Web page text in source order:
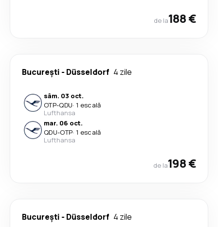
de la188 €
București - Düsseldorf 4 zile
sâm. 03 oct.
OTP-QDU· 1 escală
Lufthansa
mar. 06 oct.
QDU-OTP· 1 escală
Lufthansa
de la198 €
București - Düsseldorf 4 zile